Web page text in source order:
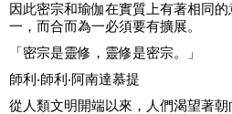
因此密宗和瑜伽在實質上有著相同
一，而合而為一必須要有擴展。
「密宗是靈修，靈修是密宗。」
師利‧師利‧阿南達慕提
從人類文明開端以來，人們渴望著